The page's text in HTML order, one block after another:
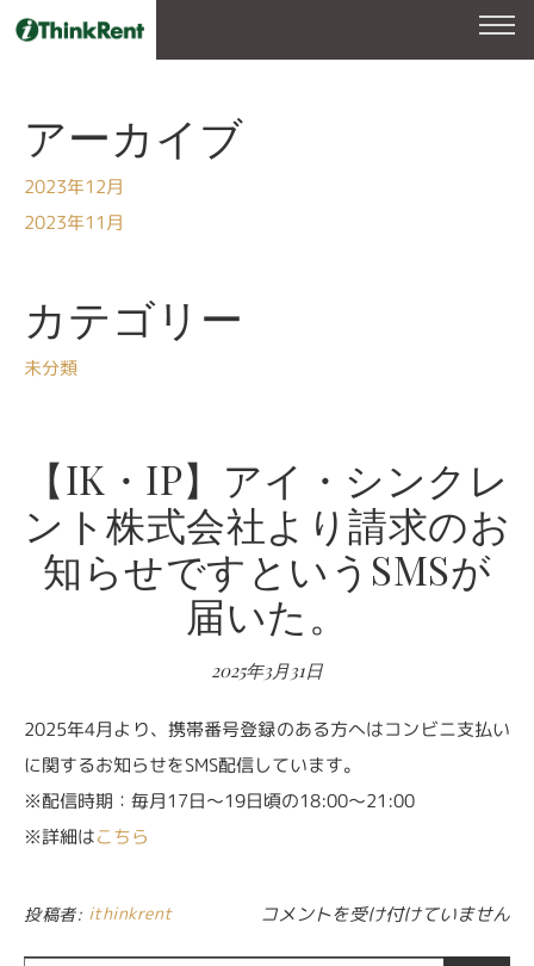
アーカイブ
2023年12月
2023年11月
カテゴリー
未分類
【IK・IP】アイ・シンクレ
ント株式会社より請求のお
知らせですというSMSが
届いた。
2025年3月31日
2025年4月より、携帯番号登録のある方へはコンビニ支払い
に関するお知らせをSMS配信しています。
※配信時期：毎月17日～19日頃の18:00～21:00
※詳細はこちら
投稿者: ithinkrent 【IK・IP】アイ・シンクレント
コメントを受け付けていません